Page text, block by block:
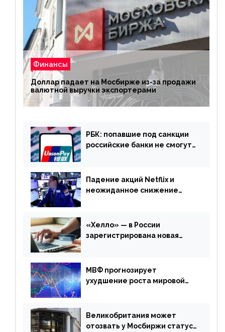
Финансы
Доллар падает на Мосбирже из-за продажи
валютной выручки экспортерами
РБК: попавшие под санкции
российские банки не смогут
Падение акций Netflix и
неожиданное снижение
апреля
«Хелло» — в России
зарегистрирована новая
МВФ прогнозирует
ухудшение роста мировой
апреля
Великобритания может
отозвать у Мосбиржи статус